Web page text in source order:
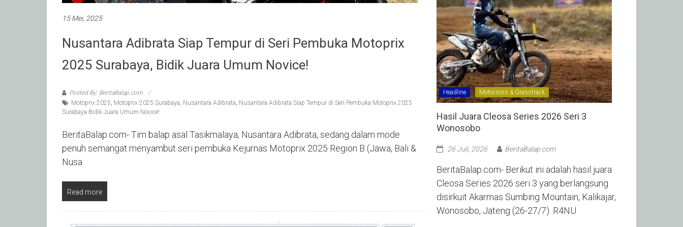
15 Mei, 2025
Nusantara Adibrata Siap Tempur di Seri Pembuka Motoprix
2025 Surabaya, Bidik Juara Umum Novice!
Posted By: BeritaBalap.com
Motoprix 2025, Motoprix 2025 Surabaya, Nusantara Adibrata, Nusantara Adibrata Siap Tempur di Seri Pembuka Motoprix 2025
Surabaya Bidik Juara Umum Novice!
BeritaBalap.com- Tim balap asal Tasikmalaya, Nusantara Adibrata, sedang dalam mode
penuh semangat menyambut seri pembuka Kejurnas Motoprix 2025 Region B (Jawa, Bali &
Nusa
Read more
Headline Motocross & Grasstrack
Hasil Juara Cleosa Series 2026 Seri 3
Wonosobo ‎
26 Juli, 2026 BeritaBalap.com
BeritaBalap.com- Berikut ini adalah hasil juara
Cleosa Series 2026 seri 3 yang berlangsung
disirkuit Akarmas Sumbing Mountain, Kalikajar,
Wonosobo, Jateng (26-27/7). R4NU